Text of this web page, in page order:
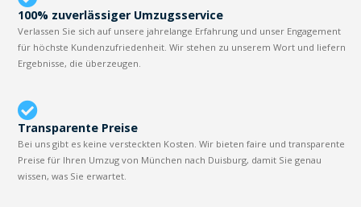
100% zuverlässiger Umzugsservice
Verlassen Sie sich auf unsere jahrelange Erfahrung und unser Engagement
für höchste Kundenzufriedenheit. Wir stehen zu unserem Wort und liefern
Ergebnisse, die überzeugen.
Transparente Preise
Bei uns gibt es keine versteckten Kosten. Wir bieten faire und transparente
Preise für Ihren Umzug von München nach Duisburg, damit Sie genau
wissen, was Sie erwartet.